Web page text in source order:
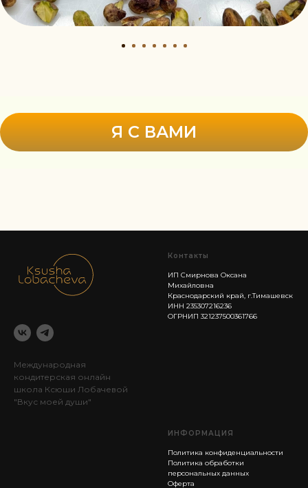
Международная
кондитерская онлайн
школа Ксюши Лобачевой
"Вкус моей души"
Контакты
ИП Смирнова Оксана
Михайловна
Краснодарский край, г.Тимашевск
ИНН 235307216236
ОГРНИП 321237500361766
ИНФОРМАЦИЯ
Политика конфиденциальности
Политика обработки
персональных данных
Оферта